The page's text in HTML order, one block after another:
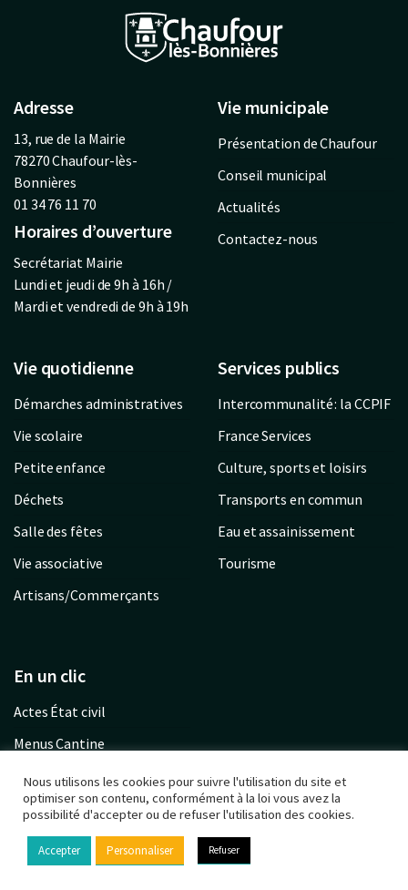
Adresse
13, rue de la Mairie
78270 Chaufour-lès-
Bonnières
01 34 76 11 70
Horaires d’ouverture
Secrétariat Mairie
Lundi et jeudi de 9h à 16h /
Mardi et vendredi de 9h à 19h
Vie municipale
Présentation de Chaufour
Conseil municipal
Actualités
Contactez-nous
Vie quotidienne
Démarches administratives
Vie scolaire
Petite enfance
Déchets
Salle des fêtes
Vie associative
Artisans/Commerçants
Services publics
Intercommunalité : la CCPIF
France Services
Culture, sports et loisirs
Transports en commun
Eau et assainissement
Tourisme
En un clic
Actes État civil
Menus Cantine
Garderie communale
Urbanisme PLU
Calendrier déchets
Nous utilisons les cookies pour suivre l'utilisation du site et
optimiser son contenu, conformément à la loi vous avez la
possibilité d'accepter ou de refuser l'utilisation des cookies.
Accepter Personnaliser Refuser